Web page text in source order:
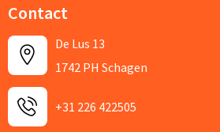
Contact
De Lus 13
1742 PH Schagen
+31 226 422505